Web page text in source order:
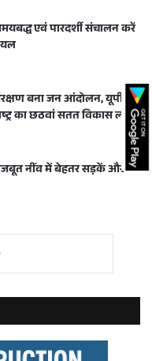
एवं पारदर्शी संचालन करें
बना जन आंदोलन, यूपी ने
का छठवां सतत विकास लक्ष्य
नींव में बेहतर सड़कें और